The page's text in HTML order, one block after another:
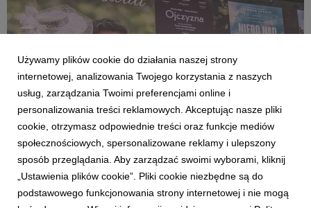
AKTUALNOŚCI
KINO ŚWIAT na Forum Wokół Kina
26 czerwca 2026
Rok szkolny powoli dobiega końca, to było bardzo intensywne
Używamy plików cookie do działania naszej strony
internetowej, analizowania Twojego korzystania z naszych
usług, zarządzania Twoimi preferencjami online i
personalizowania treści reklamowych. Akceptując nasze pliki
cookie, otrzymasz odpowiednie treści oraz funkcje mediów
społecznościowych, spersonalizowane reklamy i ulepszony
sposób przeglądania. Aby zarządzać swoimi wyborami, kliknij
„Ustawienia plików cookie”. Pliki cookie niezbędne są do
podstawowego funkcjonowania strony internetowej i nie mogą